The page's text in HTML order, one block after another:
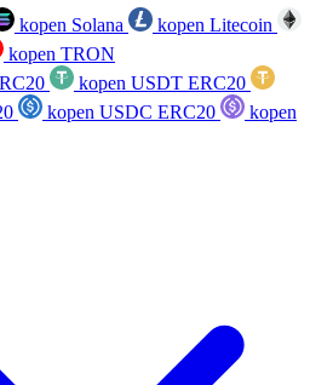
kopen Solana
kopen Litecoin
kopen TRON
kopen USDT ERC20
kopen USDC ERC20
kopen